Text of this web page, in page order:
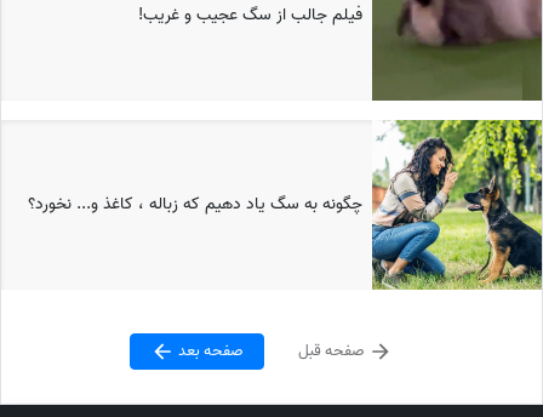
فیلم جالب از سگ عجیب و غریب!
چگونه به سگ یاد دهیم که زباله ، کاغذ و... نخورد؟
صفحه قبل صفحه بعد